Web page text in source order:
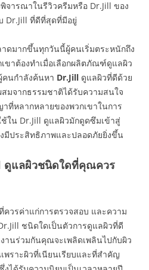
จารณาในรีวิวครีมหรือ Dr.Jill ของ
Dr.Jill ที่ดีที่สุดที่มีอยู่
ดมากขึ้นทุกวันนี้ผู้คนเริ่มตระหนักถึง
ขาต้องทำเมื่อเลือกผลิตภัณฑ์ดูแลผิว
คนกำลังค้นหา Dr.Jill ดูแลผิวที่ดีด้วย
มจากธรรมชาติได้รับความสนใจ
ที่หลากหลายของพวกเขาในการ
ใน Dr.Jill ดูแลผิวมักดูดซึมเข้าสู่
มีประสิทธิภาพและปลอดภัยยิ่งขึ้น
ดูแลผิวชนิดใดที่คุณควร
วรค่าแก่การตรวจสอบ และความ
ชนิดใดเป็นตัวการดูแลผิวที่ดี
านร่วมกันคุณจะเพลิดเพลินไปกับผิว
พราะผิวที่เนียนเรียบและที่สำคัญ